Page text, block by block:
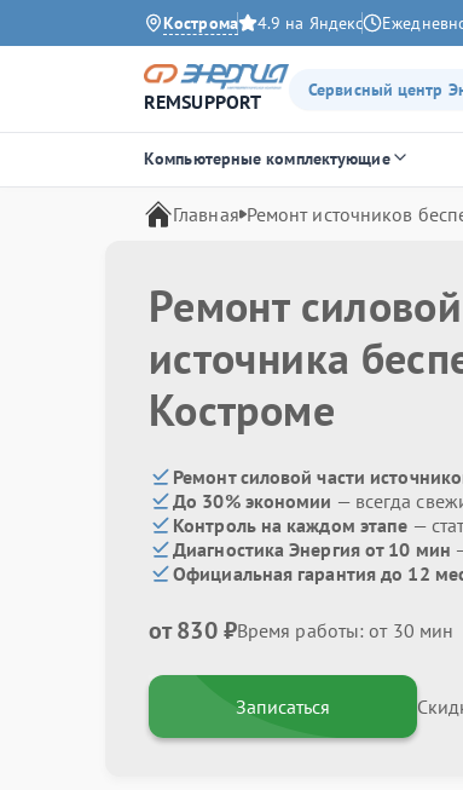
Кострома 4.9 на Яндекс
REMSUPPORT
Сервисный центр
Компьютерные комплектующие
Главная Ремонт источников
Ремонт
источника
Костроме
Ремонт силовой части
До 30% экономии — всегда
Контроль на каждом этапе —
Диагностика Энергия от 10 мин
Официальная гарантия до 12
от 830 ₽Время работы: от 30 мин
Записаться